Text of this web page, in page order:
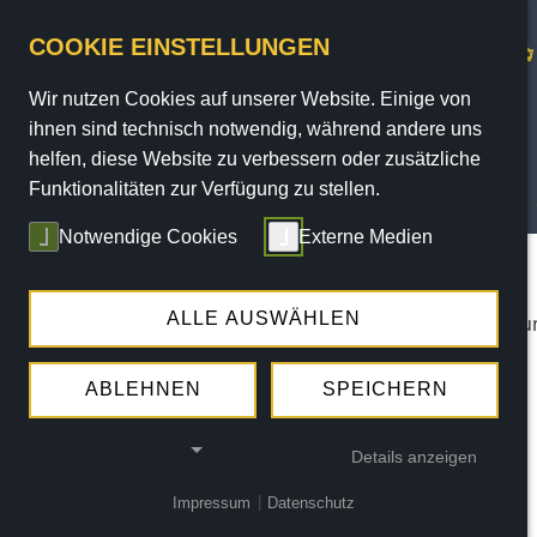
/Programm
Die angegebene Veranstaltung konnte nicht
COOKIE EINSTELLUNGEN
Wir nutzen Cookies auf unserer Website. Einige von
ihnen sind technisch notwendig, während andere uns
helfen, diese Website zu verbessern oder zusätzliche
Funktionalitäten zur Verfügung zu stellen.
Notwendige Cookies Externe Medien
ALLE AUSWÄHLEN
ABLEHNEN SPEICHERN
Details anzeigen
Impressum Datenschutz